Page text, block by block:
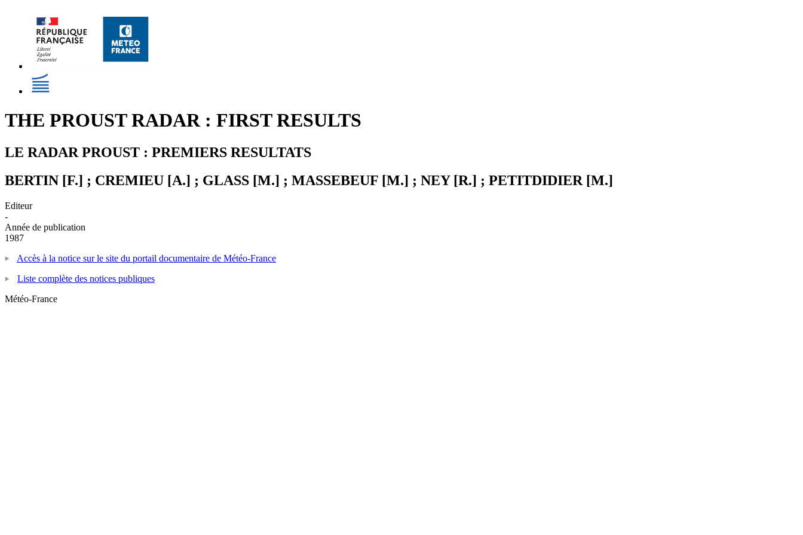
THE PROUST RADAR : FIRST RESULTS
LE RADAR PROUST : PREMIERS RESULTATS
BERTIN [F.] ; CREMIEU [A.] ; GLASS [M.] ; MASSEBEUF [M.] ; NEY [R.] ; PETITDIDIER [M.]
Editeur
-
Année de publication
1987
Accès à la notice sur le site du portail documentaire de Météo-France
Liste complète des notices publiques
Météo-France